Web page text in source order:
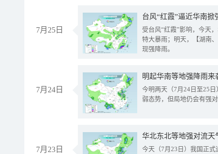
7月25日
台风“红霞”逼近华南
受台风“红霞”影响，今天
特大暴雨；明天，【湖南
现强降雨。
7月24日
明起华南等地强降雨
今明两天（7月24日至25
弱态势，但局地仍会有强
7月23日
华北东北等地强对流天
今天（7月23日）我国正